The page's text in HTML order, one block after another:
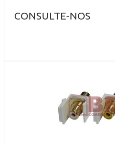
CONSULTE-NOS